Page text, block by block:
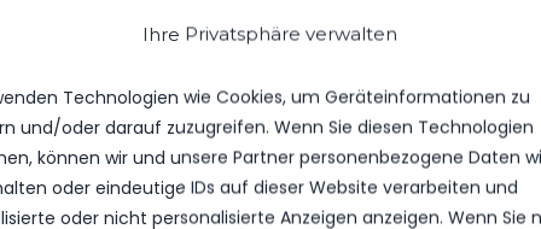
Ihre Privatsphäre verwalten
Technologien wie Cookies, um Geräteinformationen zu
und/oder darauf zuzugreifen. Wenn Sie diesen Technologien
können wir und unsere Partner personenbezogene Daten
oder eindeutige IDs auf dieser Website verarbeiten und
oder nicht personalisierte Anzeigen anzeigen. Wenn Sie
WETTBEWERB SAISON
1:2
Landesliga C-
Jugend
2024/25